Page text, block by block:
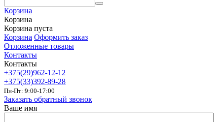
Корзина
Корзина
Корзина пуста
Корзина Оформить заказ
Отложенные товары
Контакты
Контакты
+375(29)962-12-12
+375(33)392-89-28
Пн-Пт: 9:00-17:00
Заказать обратный звонок
Ваше имя